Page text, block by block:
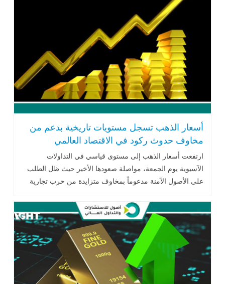
أسعار الذهب تسجل مستويات تاريخية بدعم من
مخاوف حدوث ركود في الاقتصاد العالمي
ارتفعت أسعار الذهب إلى مستوى قياسي في التداولات
الآسيوية يوم الجمعة، مواصلة صعودها الأخير حيث ظل الطلب
على الأصول الآمنة مدعوماً بمخاوف متزايدة من حرب تجارية